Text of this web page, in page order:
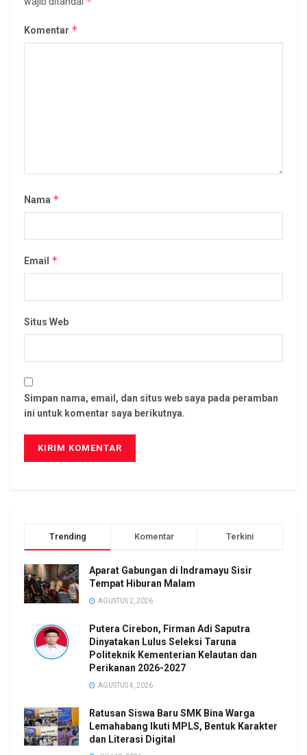
Komentar *
Nama *
Email *
Situs Web
Simpan nama, email, dan situs web saya pada peramban
ini untuk komentar saya berikutnya.
Trending Komentar Terkini
Aparat Gabungan di Indramayu Sisir
Tempat Hiburan Malam
AGUSTUS 2, 2026
Putera Cirebon, Firman Adi Saputra
Dinyatakan Lulus Seleksi Taruna
Politeknik Kementerian Kelautan dan
Perikanan 2026-2027
AGUSTUS 4, 2026
Ratusan Siswa Baru SMK Bina Warga
Lemahabang Ikuti MPLS, Bentuk Karakter
dan Literasi Digital